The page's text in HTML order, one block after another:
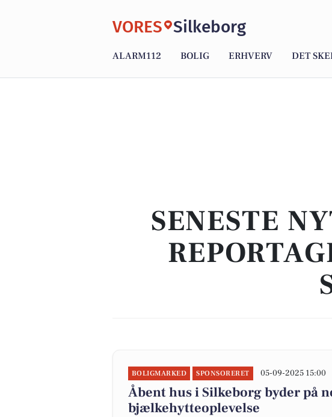
VORES Silkeborg
ALARM112 BOLIG ERHVERV DET
SENESTE
BOLIGMARKED SPONSORERET 05-09-2025 15:00
Åbent hus i Silkeborg byder på
bjælkehytteoplevelse